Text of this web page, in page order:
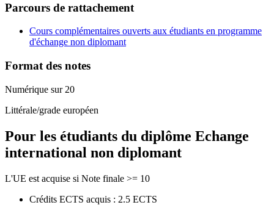
Parcours de rattachement
Cours complémentaires ouverts aux étudiants en programme
d'échange non diplomant
Format des notes
Numérique sur 20
Littérale/grade européen
Pour les étudiants du diplôme Echange
international non diplomant
L'UE est acquise si Note finale >= 10
Crédits ECTS acquis : 2.5 ECTS